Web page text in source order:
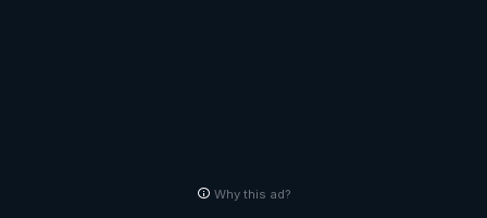
Why this ad?